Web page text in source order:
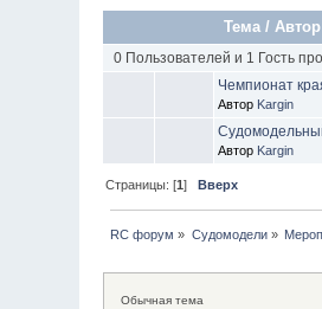
Тема / Автор
0 Пользователей и 1 Гость
Чемпионат
Автор Kargin
Автор Kargin
Страницы: [1]Вверх
RC форум » Судомодели»
Обычная тема